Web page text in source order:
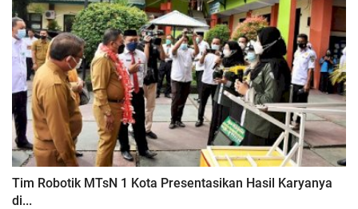
Tim Robotik MTsN 1 Kota Presentasikan Hasil Karyanya
di...